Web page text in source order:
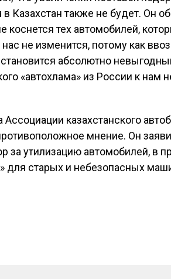
Казахстан также не будет. Он
коснется тех автомобилей,
не изменится, потому как
абсолютно
«автохлама» из России к нам
казахстанского
мнение. Он
за утилизацию автомобилей, в
для старых и небезопасных